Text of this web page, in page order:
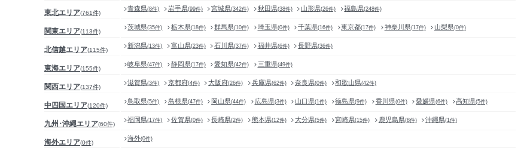
東北エリア(761件)
青森県(8件) 岩手県(99件) 宮城県(342件) 秋田県(38件) 山形県(26件) 福島県(248件)
関東エリア(113件)
茨城県(35件) 栃木県(18件) 群馬県(10件) 埼玉県(0件) 千葉県(16件) 東京都(17件) 神奈川県(17件) 山梨県(0件)
北信越エリア(115件)
新潟県(13件) 富山県(23件) 石川県(37件) 福井県(6件) 長野県(36件)
東海エリア(155件)
岐阜県(47件) 静岡県(17件) 愛知県(42件) 三重県(49件)
関西エリア(137件)
滋賀県(3件) 京都府(4件) 大阪府(26件) 兵庫県(62件) 奈良県(0件) 和歌山県(42件)
中四国エリア(120件)
鳥取県(5件) 島根県(47件) 岡山県(44件) 広島県(3件) 山口県(1件) 徳島県(9件) 香川県(0件) 愛媛県(6件) 高知県(5件)
九州･沖縄エリア(60件)
福岡県(17件) 佐賀県(0件) 長崎県(2件) 熊本県(12件) 大分県(5件) 宮崎県(15件) 鹿児島県(8件) 沖縄県(1件)
海外エリア(0件)
海外(0件)